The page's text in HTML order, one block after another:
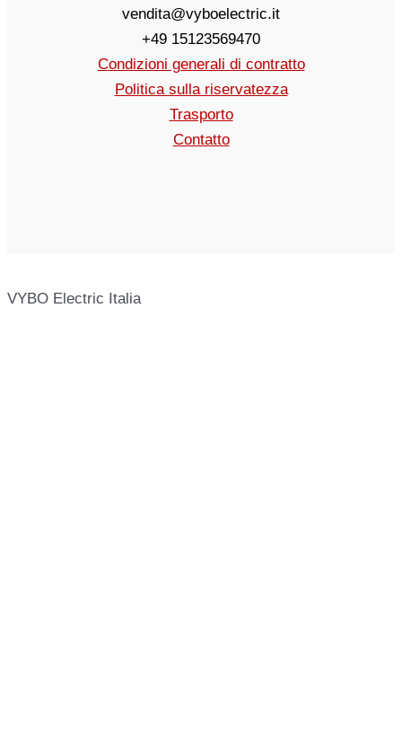
vendita@vyboelectric.it
+49 15123569470
Condizioni generali di contratto
Politica sulla riservatezza
Trasporto
Contatto
VYBO Electric Italia